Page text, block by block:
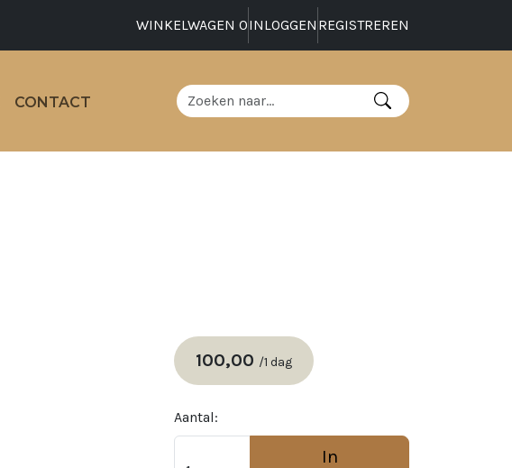
WINKELWAGEN 0INLOGGEN REGISTREREN
CONTACT
100,00 /1 dag
Aantal:
In